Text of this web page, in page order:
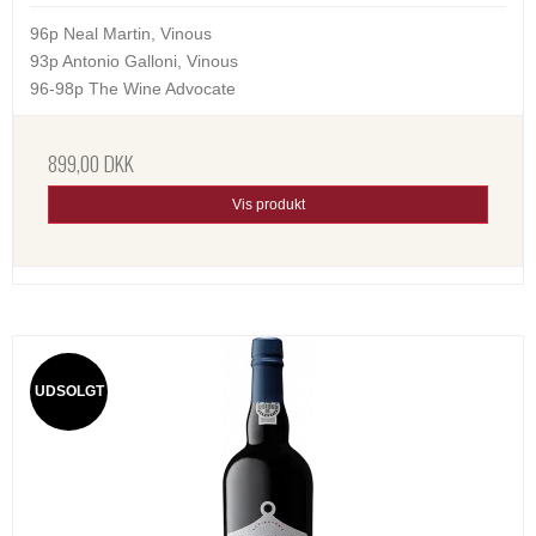
96p Neal Martin, Vinous
93p Antonio Galloni, Vinous
96-98p The Wine Advocate
899,00 DKK
Vis produkt
UDSOLGT